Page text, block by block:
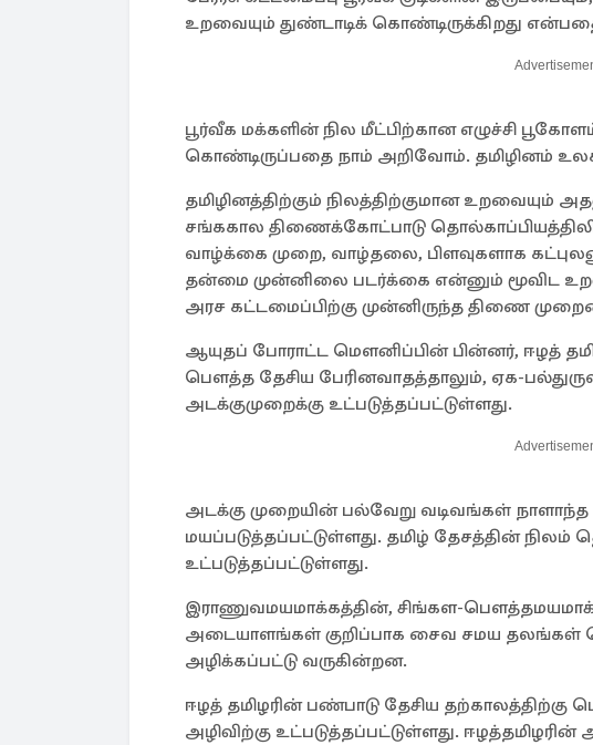
உறவையும் துண்டாடிக் கொண்டிருக்கிறது என்பதை
பூர்வீக மக்களின் நில மீட்பிற்கான எழுச்சி
கொண்டிருப்பதை நாம் அறிவோம். தமிழினம்
தமிழினத்திற்கும் நிலத்திற்குமான உறவையும்
சங்ககால திணைக்கோட்பாடு
வாழ்க்கை முறை, வாழ்தலை, பிளவுகளாக
தன்மை முன்னிலை படர்க்கை என்னும் மூவிட
அரச கட்டமைப்பிற்கு முன்னிருந்த திணை
ஆயுதப் போராட்ட மௌனிப்பின் பின்னர், ஈழத்
பௌத்த தேசிய பேரினவாதத்தாலும், ஏக-
அடக்குமுறைக்கு உட்படுத்தப்பட்டுள்ளது.
அடக்கு முறையின் பல்வேறு வடிவங்கள்
மயப்படுத்தப்பட்டுள்ளது. தமிழ் தேசத்தின் நிலம்
உட்படுத்தப்பட்டுள்ளது.
இராணுவமயமாக்கத்தின், சிங்கள-
அடையாளங்கள் குறிப்பாக சைவ சமய தலங்கள்
அழிக்கப்பட்டு வருகின்றன.
ஈழத் தமிழரின் பண்பாடு தேசிய தற்காலத்திற்கு
அழிவிற்கு உட்படுத்தப்பட்டுள்ளது.